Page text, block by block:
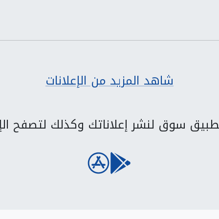
شاهد المزيد من الإعلانات
سوق لنشر إعلاناتك وكذلك لتصفح